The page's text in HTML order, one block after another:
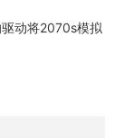
动将2070s模拟